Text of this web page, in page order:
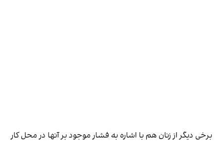
برخی دیگر از زنان هم با اشاره به فشار موجود بر آنها در محل کار